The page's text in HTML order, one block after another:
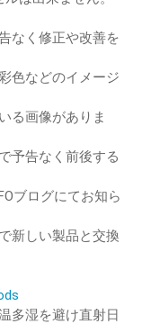
なく修正や改善を
色などのイメージ
る画像がありま
予告なく前後する
ブログにてお知ら
新しい製品と交換
多湿を避け直射日